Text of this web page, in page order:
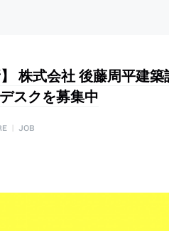
】 株式会社 後藤周平建
スクを募集中
| JOB